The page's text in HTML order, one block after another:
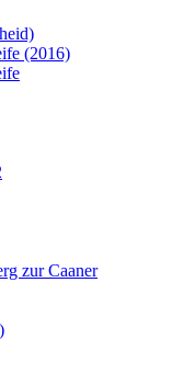
(2016)
zur Caaner